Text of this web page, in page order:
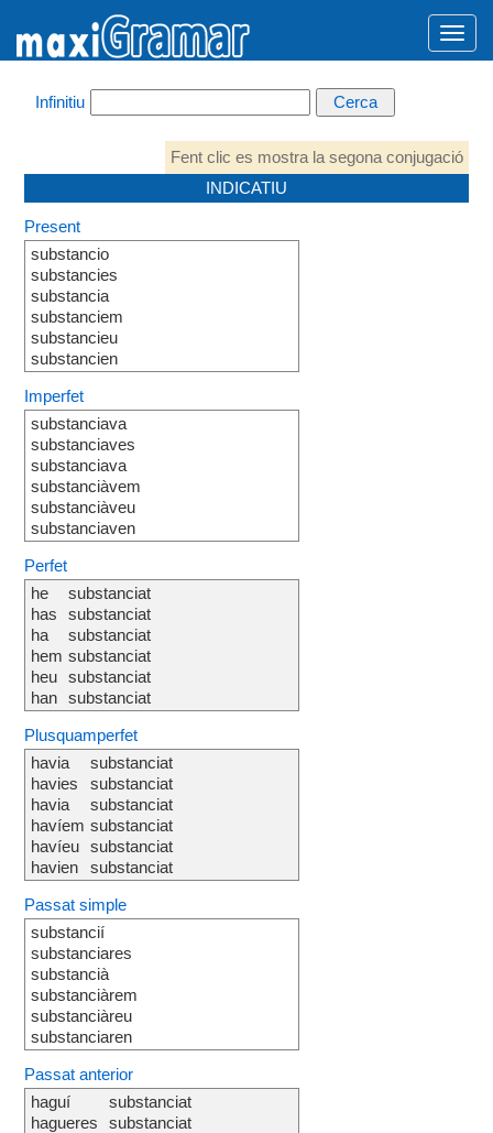
Infinitiu
Fent clic es mostra la segona conjugació
INDICATIU
Present
substancio
substancies
substancia
substanciem
substancieu
substancien
Imperfet
substanciava
substanciaves
substanciava
substanciàvem
substanciàveu
substanciaven
Perfet
he
has
ha
hem
heu
han
substanciat
substanciat
substanciat
substanciat
substanciat
substanciat
Plusquamperfet
havia
havies
havia
havíem
havíeu
havien
substanciat
substanciat
substanciat
substanciat
substanciat
substanciat
Passat simple
substancií
substanciares
substancià
substanciàrem
substanciàreu
substanciaren
Passat anterior
haguí
hagueres
substanciat
substanciat